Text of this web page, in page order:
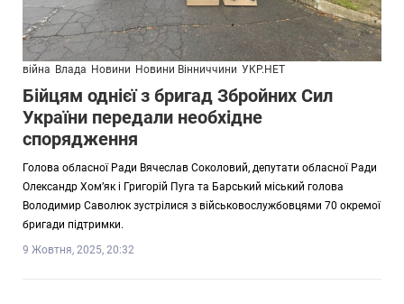
війна Влада Новини Новини Вінниччини УКР.НЕТ
Бійцям однієї з бригад Збройних Сил
України передали необхідне
спорядження
Голова обласної Ради Вячеслав Соколовий, депутати обласної Ради
Олександр Хом’як і Григорій Пуга та Барський міський голова
Володимир Саволюк зустрілися з військовослужбовцями 70 окремої
бригади підтримки.
9 Жовтня, 2025, 20:32